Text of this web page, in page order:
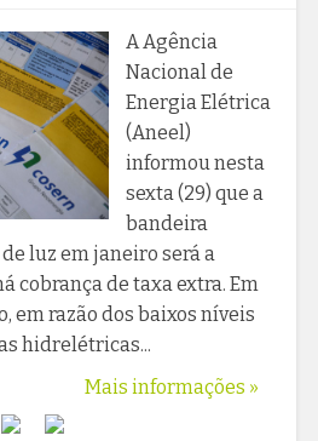
A Agência
Nacional de
Energia Elétrica
(Aneel)
informou nesta
sexta (29) que a
bandeira
luz em janeiro será a
cobrança de taxa extra. Em
em razão dos baixos níveis
hidrelétricas...
Mais informações »